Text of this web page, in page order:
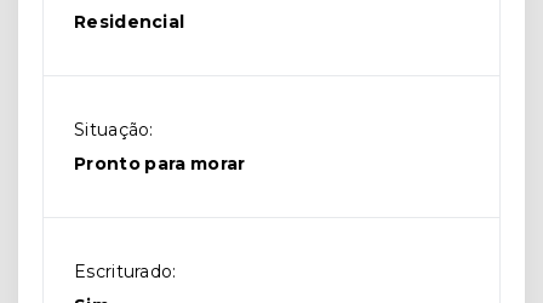
Residencial
Situação:
Pronto para morar
Escriturado: